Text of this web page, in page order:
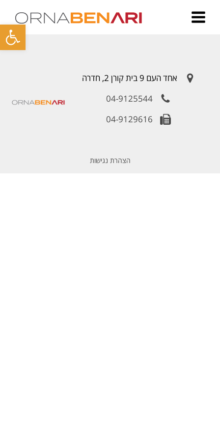
פתח
אחד העם 9 בית קורן 2, חדרה
04-9125544
04-9129616
הצהרת נגישות